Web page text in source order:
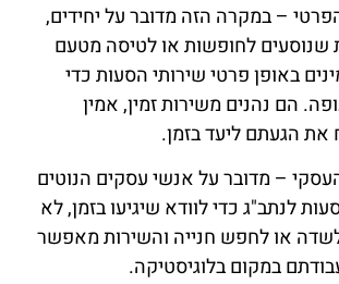
– במקרה הזה מדובר על יחידים,
שנוסעים לחופשות או לטיסה מטעם
באופן פרטי שירותי הסעות כדי
הם נהנים משירות זמין, אמין
את הגעתם ליעד בזמן.
– מדובר על אנשי עסקים הנוטים
לנתב"ג כדי לוודא שיגיעו בזמן, לא
לשדה או לחפש חנייה והשירות מאפשר
במקום בלוגיסטיקה.